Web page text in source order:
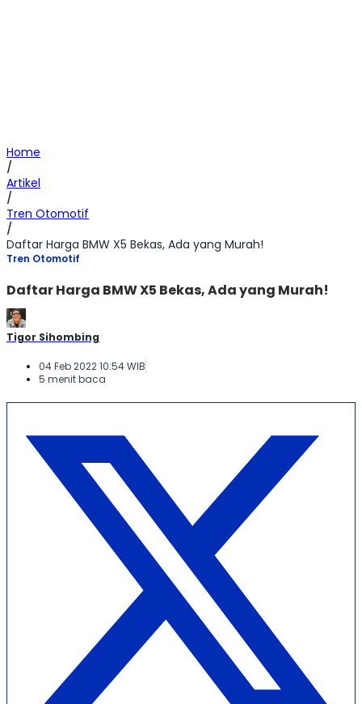
Home
/
Artikel
/
Tren Otomotif
/
Daftar Harga BMW X5 Bekas, Ada yang Murah!
Tren Otomotif
Daftar Harga BMW X5 Bekas, Ada yang Murah!
Tigor Sihombing
04 Feb 2022 10:54 WIB
5 menit baca